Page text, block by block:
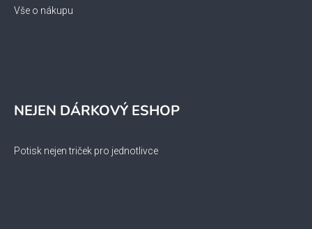
Vše o nákupu
NEJEN DÁRKOVÝ ESHOP
Potisk nejen triček pro jednotlivce